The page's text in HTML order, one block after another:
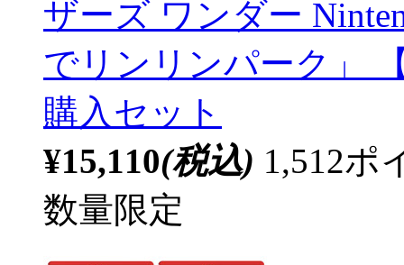
ザーズ ワンダー
でリンリンパーク」
購入セット
¥15,110(税込) 1,512ポ
数量限定